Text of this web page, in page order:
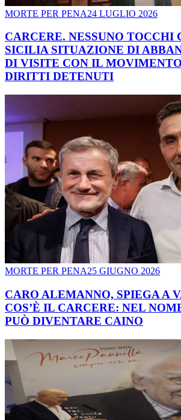
MORTE PER PENA24 LUGLIO 2026
CARCERE. NESSUNO TOCCHI
SICILIA SITUAZIONE DI
DI VISITE CON IL
DIRITTI DETENUTI
MORTE PER PENA25 GIUGNO 2026
CARO ALEMANNO, SPIEGA A
COS’È IL CARCERE: NEL
PUÒ DIVENTARE CAINO